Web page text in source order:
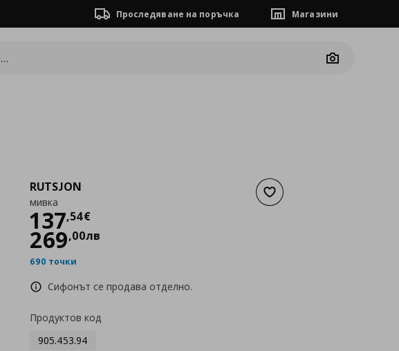
Проследяване на поръчка Магазини
Camera
Добави към списъка с
RUTSJON
мивка
137,54€
Цена
269,00лв
690 точки
Сифонът се продава отделно.
Продуктов код
905.453.94